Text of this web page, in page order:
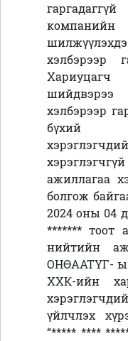
компанийн
хэлбэрээр
хэлбэрээр
бүхий
ажиллагаа
болгож
2024 оны 04
*******тоот
нийтийн
ОНӨААТҮГ-
ХХК-ийн
үйлчлэх
“***** ****